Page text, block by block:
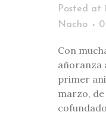
Posted at
Nacho
Con
añoranza
primer
marzo,